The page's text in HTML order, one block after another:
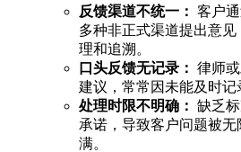
反馈渠道不统一： 客户
多种非正式渠道提出意
理和追溯。
口头反馈无记录： 律师
建议，常常因未能及时记
处理时限不明确： 缺乏
承诺，导致客户问题被
满。